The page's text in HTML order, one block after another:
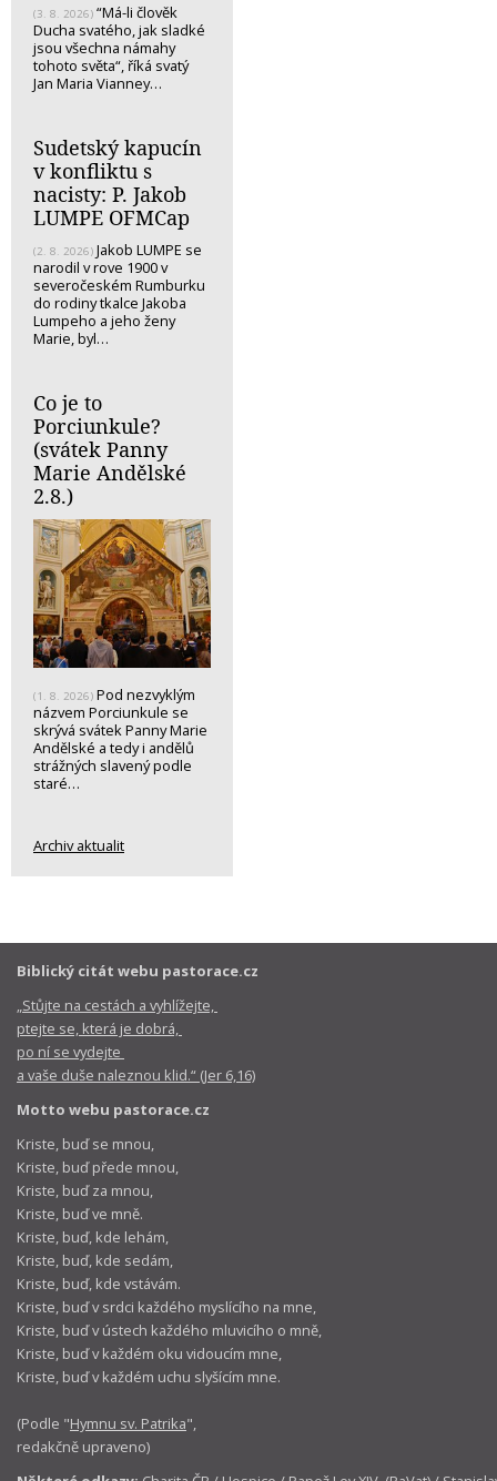
(3. 8. 2026) “Má-li člověk
Ducha svatého, jak sladké
jsou všechna námahy
tohoto světa“, říká svatý
Jan Maria Vianney…
Sudetský kapucín
v konfliktu s
nacisty: P. Jakob
LUMPE OFMCap
(2. 8. 2026) Jakob LUMPE se
narodil v rove 1900 v
severočeském Rumburku
do rodiny tkalce Jakoba
Lumpeho a jeho ženy
Marie, byl…
Co je to
Porciunkule?
(svátek Panny
Marie Andělské
2.8.)
(1. 8. 2026) Pod nezvyklým
názvem Porciunkule se
skrývá svátek Panny Marie
Andělské a tedy i andělů
strážných slavený podle
staré…
Archiv aktualit
Biblický citát webu pastorace.cz
„Stůjte na cestách a vyhlížejte,
ptejte se, která je dobrá,
po ní se vydejte
a vaše duše naleznou klid.“ (Jer 6,16)
Motto webu pastorace.cz
Kriste, buď se mnou,
Kriste, buď přede mnou,
Kriste, buď za mnou,
Kriste, buď ve mně.
Kriste, buď, kde lehám,
Kriste, buď, kde sedám,
Kriste, buď, kde vstávám.
Kriste, buď v srdci každého myslícího na mne,
Kriste, buď v ústech každého mluvicího o mně,
Kriste, buď v každém oku vidoucím mne,
Kriste, buď v každém uchu slyšícím mne.
(Podle "Hymnu sv. Patrika",
redakčně upraveno)